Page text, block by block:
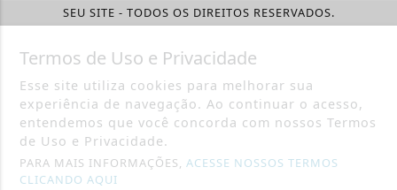
SEU SITE - TODOS OS DIREITOS RESERVADOS.
Termos de Uso e Privacidade
Esse site utiliza cookies para melhorar sua
experiência de navegação. Ao continuar o acesso,
entendemos que você concorda com nossos Termos
de Uso e Privacidade.
PARA MAIS INFORMAÇÕES,ACESSE NOSSOS TERMOS
CLICANDO AQUI